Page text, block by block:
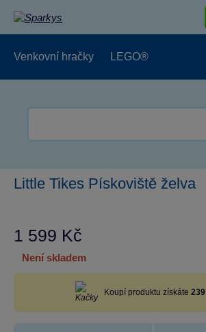
Venkovní hračky LEGO®
Little Tikes Pískoviště želva
1 599 Kč
není skladem
Koupí produktu získáte 239